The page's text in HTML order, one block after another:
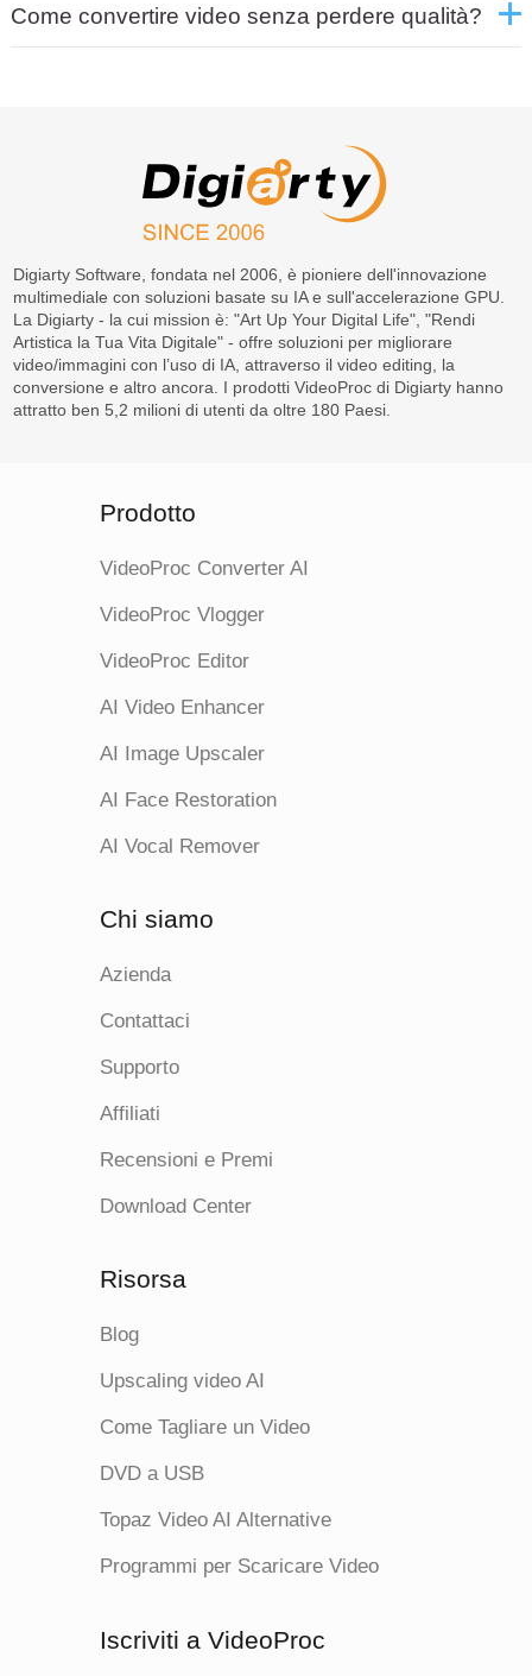
Come convertire video senza perdere qualità?
Digiarty Software, fondata nel 2006, è pioniere dell'innovazione
multimediale con soluzioni basate su IA e sull'accelerazione GPU.
La Digiarty - la cui mission è: "Art Up Your Digital Life", "Rendi
Artistica la Tua Vita Digitale" - offre soluzioni per migliorare
video/immagini con l’uso di IA, attraverso il video editing, la
conversione e altro ancora. I prodotti VideoProc di Digiarty hanno
attratto ben 5,2 milioni di utenti da oltre 180 Paesi.
Prodotto
VideoProc Converter AI
VideoProc Vlogger
VideoProc Editor
AI Video Enhancer
AI Image Upscaler
AI Face Restoration
AI Vocal Remover
Chi siamo
Azienda
Contattaci
Supporto
Affiliati
Recensioni e Premi
Download Center
Risorsa
Blog
Upscaling video AI
Come Tagliare un Video
DVD a USB
Topaz Video AI Alternative
Programmi per Scaricare Video
Iscriviti a VideoProc